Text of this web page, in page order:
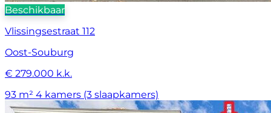
Beschikbaar
Vlissingsestraat 112
Oost-Souburg
€ 279.000 k.k.
93 m² 4 kamers (3 slaapkamers)